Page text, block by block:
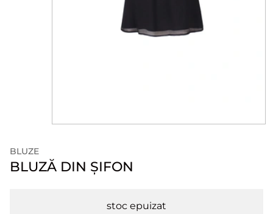
BLUZE
BLUZĂ DIN ȘIFON
stoc epuizat